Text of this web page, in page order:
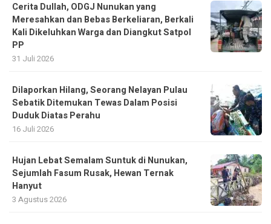
Cerita Dullah, ODGJ Nunukan yang
Meresahkan dan Bebas Berkeliaran, Berkali
Kali Dikeluhkan Warga dan Diangkut Satpol
PP
31 Juli 2026
Dilaporkan Hilang, Seorang Nelayan Pulau
Sebatik Ditemukan Tewas Dalam Posisi
Duduk Diatas Perahu
16 Juli 2026
Hujan Lebat Semalam Suntuk di Nunukan,
Sejumlah Fasum Rusak, Hewan Ternak
Hanyut
3 Agustus 2026